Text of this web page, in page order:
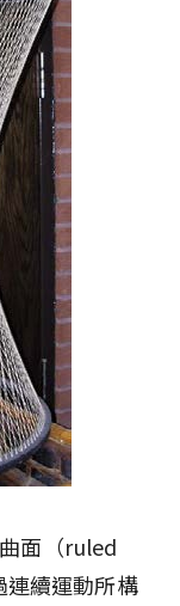
面（ruled
續運動所構